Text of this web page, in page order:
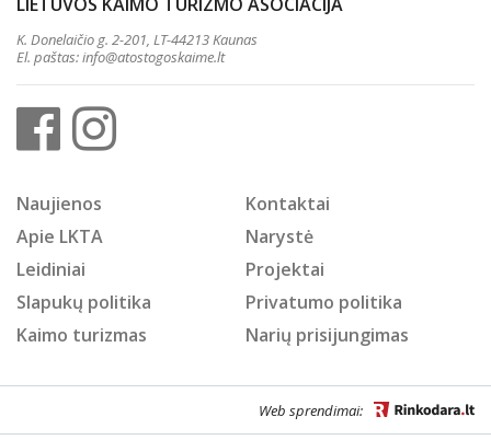
K. Donelaičio g. 2-201, LT-44213 Kaunas
El. paštas:info@atostogoskaime.lt
Naujienos
Kontaktai
Apie LKTA
Narystė
Leidiniai
Projektai
Slapukų politika
Privatumo politika
Kaimo turizmas
Narių prisijungimas
Web sprendimai: